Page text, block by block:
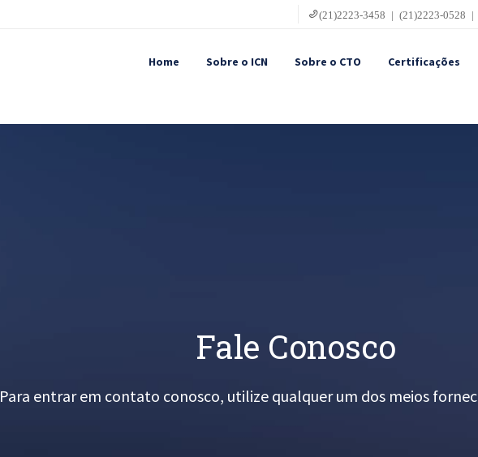
(21)2223-3458 | (21)2223-0528
Home Sobre o ICN Sobre o CTO Certificações
Fale Conosco
Para entrar em contato conosco, utilize qualquer um dos meios